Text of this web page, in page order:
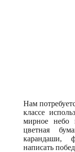
Нам
классе
мирное небо
цветная
карандаши,
написать